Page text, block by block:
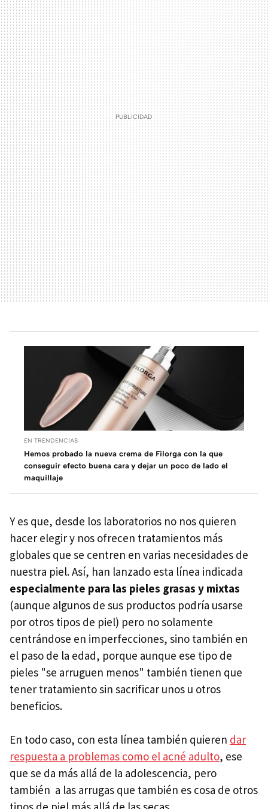
EN TRENDENCIAS
Hemos probado la nueva crema de Filorga con la que
conseguir efecto buena cara y dejar un poco de lado el
maquillaje
Y es que, desde los laboratorios no nos quieren
hacer elegir y nos ofrecen tratamientos más
globales que se centren en varias necesidades de
nuestra piel. Así, han lanzado esta línea indicada
especialmente para las pieles grasas y mixtas
(aunque algunos de sus productos podría usarse
por otros tipos de piel) pero no solamente
centrándose en imperfecciones, sino también en
el paso de la edad, porque aunque ese tipo de
pieles "se arruguen menos" también tienen que
tener tratamiento sin sacrificar unos u otros
beneficios.
En todo caso, con esta línea también quieren dar
respuesta a problemas como el acné adulto, ese
que se da más allá de la adolescencia, pero
también a las arrugas que también es cosa de otros